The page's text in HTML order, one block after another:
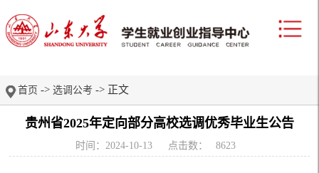
首页 -> 选调公考 -> 正文
贵州省2025年定向部分高校选调优秀毕业生公告
时间：2024-10-13 点击数： 8623